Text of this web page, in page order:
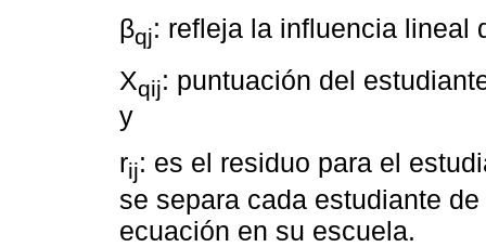
βqj: refleja la influencia lineal
Xqij: puntuación del
y
rij: es el residuo para el
se separa cada estudiante
ecuación en su escuela.